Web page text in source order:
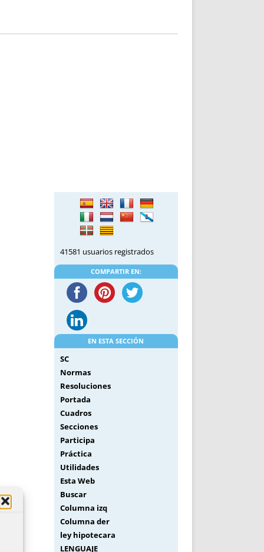
41581 usuarios registrados
COMPARTIR EN:
EN ESTA SECCIÓN
SC
Normas
Resoluciones
Portada
Cuadros
Secciones
Participa
Práctica
Utilidades
Esta Web
Buscar
Columna izq
Columna der
ley hipotecara
LENGUAJE